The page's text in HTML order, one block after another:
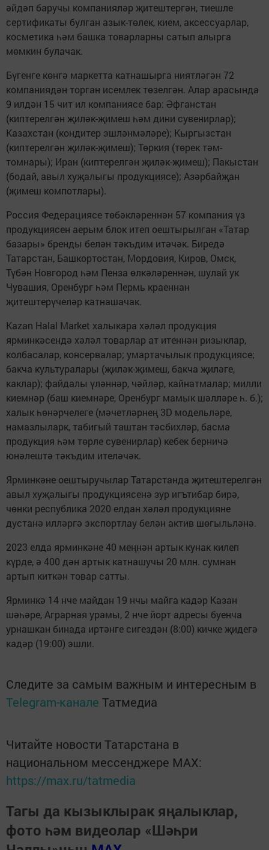
әйдәп баручы компанияләр җитештергән, тиешле
сертификаты булган азык-төлек, кием, аксессуарлар,
косметика һәм башка товарларны сатып алырга
мөмкин булачак.
Бүгенге көнгә маркетта катнашырга ниятләгән 72
компаниядән торган исемлек төзелгән. Алар арасында
9 илдән 15 чит ил компаниясе бар: Әфганстан
(киптерелгән җиләк-җимеш һәм дини сувенирлар);
Казахстан (кондитер эшләнмәләре); Кыргызстан
(киптерелгән җиләк-җимеш); Төркия (төрек тәм-
томнары); Иран (киптерелгән җиләк-җимеш); Пакыстан
(бодай, авыл хуҗалыгы продукциясе); Азәрбайҗан
(җимеш компотлары).
Россия Федерациясе төбәкләреннән 57 компания үз
продукциясен аерым блок итеп оештырылган «Татар
базары» бренды белән тәкъдим итәчәк. Биредә
Татарстан, Башкортостан, Мордовия, Киров, Омск,
Түбән Новгород һәм Пенза өлкәләреннән, шулай ук
Чувашия, Оренбург һәм Пермь краеннан
җитештерүчеләр катнашачак.
Kazan Halal Market халыкара хәләл продукция
ярминкәсендә хәләл товарлар ат итеннән ризыклар,
колбасалар, консервалар; умартачылык продукциясе;
бакча культуралары (җиләк-җимеш, бакча җиләге,
каклар); файдалы үләннәр, чәйләр, кайнатмалар; милли
киемнәр (баш киемнәре, Оренбург мамык шәлләре һ. б.);
халык һөнәрчелеге (мәчетләрнең 3D модельләре,
намазлыларк, табигый таштан тәсбихләр, басма
продукция һәм төрле сувенирлар) кебек берничә
юнәлештә тәкъдим ителәчәк.
Ярминкәне оештыручылар Татарстанда җитештерелгән
авыл хуҗалыгы продукциясенә зур игътибар бирә,
чөнки республика 2020 елдан хәләл продукцияне
дустанә илләргә экспортлау белән актив шөгыльләнә.
2023 елда ярминкәне 40 меңнән артык кунак килеп
күрде, ә 400 дән артык катнашучы 20 млн. сумнан
артып киткән товар сатты.
Ярминкә 14 нче майдан 19 нчы майга кадәр Казан
шәһәре, Аграрная урамы, 2 нче йорт адресы буенча
урнашкан бинада иртәнге сигездән (8:00) кичке җидегә
кадәр (19:00) эшли.
Следите за самым важным и интересным в
Telegram-канале Татмедиа
Читайте новости Татарстана в
национальном мессенджере MАХ:
https://max.ru/tatmedia
Тагы да кызыклырак яңалыклар,
фото һәм видеолар «Шәһри